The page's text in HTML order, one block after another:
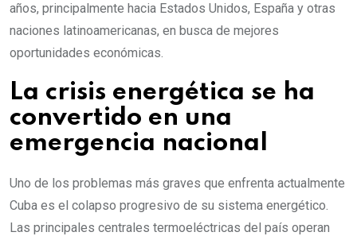
años, principalmente hacia Estados Unidos, España y otras
naciones latinoamericanas, en busca de mejores
oportunidades económicas.
La crisis energética se ha
convertido en una
emergencia nacional
Uno de los problemas más graves que enfrenta actualmente
Cuba es el colapso progresivo de su sistema energético.
Las principales centrales termoeléctricas del país operan